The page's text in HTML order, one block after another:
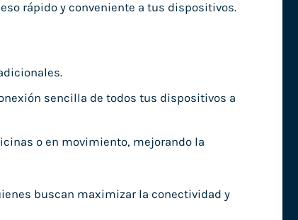
rápido y conveniente a tus dispositivos.
sencilla de todos tus dispositivos a
o en movimiento, mejorando la
buscan maximizar la conectividad y